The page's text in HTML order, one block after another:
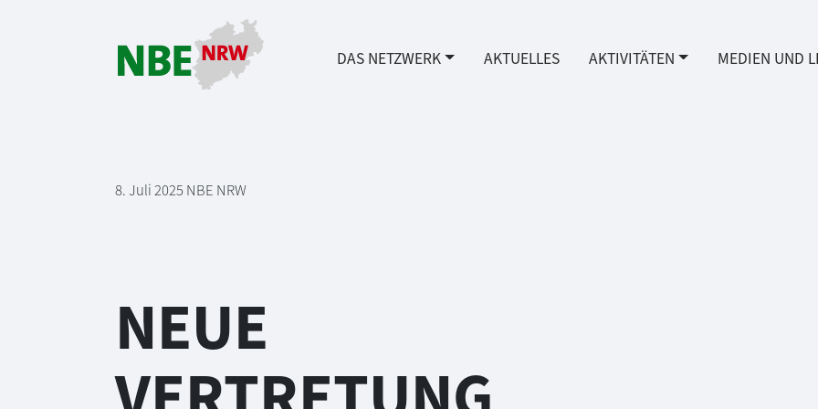
DAS NETZWERK AKTUELLES AKTIVITÄTEN MEDIEN UND
8. Juli 2025NBE NRW
NEUE